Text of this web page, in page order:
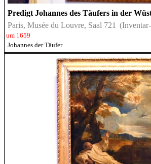
Predigt Johannes des Täufers in der
Paris, Musée du Louvre, Saal 721
um 1659
Johannes der Täufer